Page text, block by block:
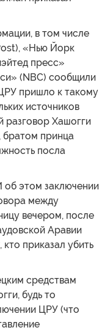
в том числе
«Нью Йорк
пресс»
(NBC) сообщили
пришло к такому
источников
разговор Хашогги
принца
посла
этом заключении
между
вечером, после
Аравии
кто приказал убить
средствам
будь то
ЦРУ (что